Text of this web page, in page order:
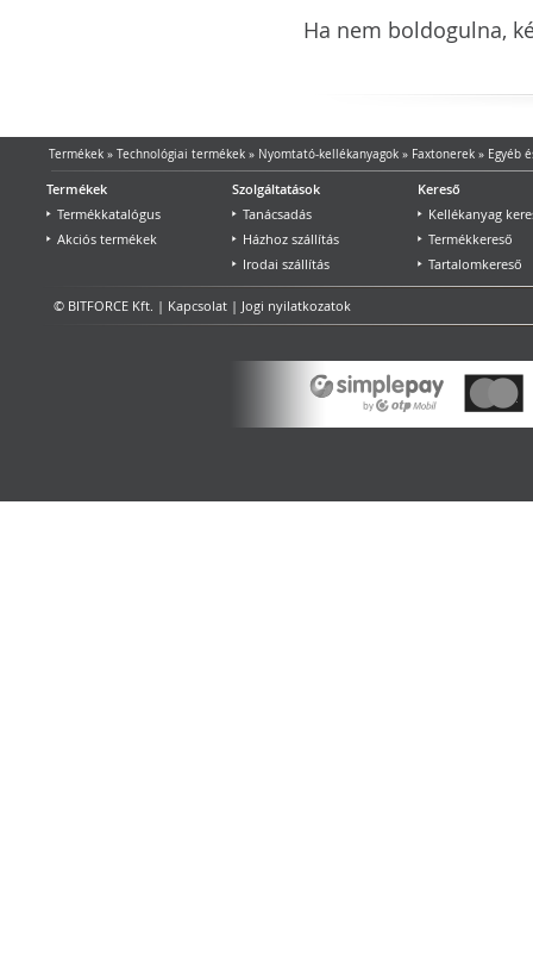
Ha nem boldogulna,
Termékek» Technológiai termékek» Nyomtató-kellékanyagok» Faxtonerek» Egyéb
Termékek
Termékkatalógus
Akciós termékek
Szolgáltatások
Tanácsadás
Házhoz szállítás
Irodai szállítás
Kereső
Kellékanyag
Termékkereső
Tartalomkereső
© BITFORCE Kft. | Kapcsolat | Jogi nyilatkozatok